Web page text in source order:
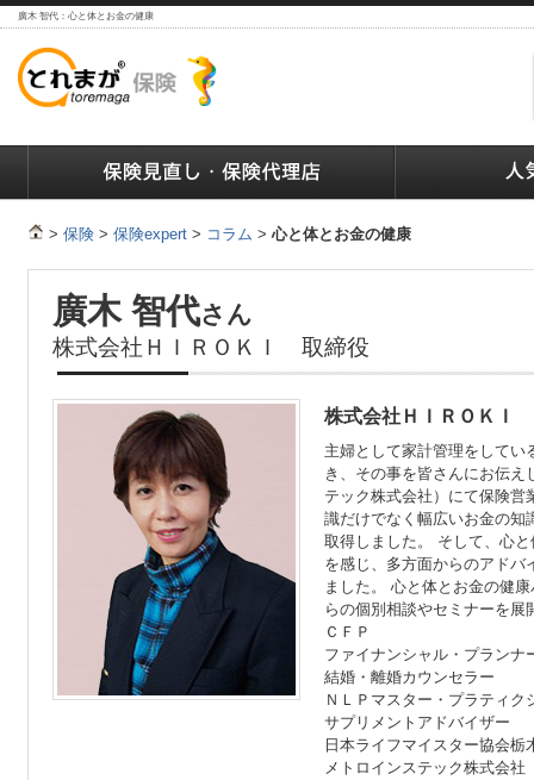
廣木 智代：心と体とお金の健康
> 保険 > 保険expert > コラム > 心と体とお金の健康
廣木 智代さん
株式会社ＨＩＲＯＫＩ 取締役
株式会社ＨＩＲＯＫＩ
主婦として家計管理をしてい
き、その事を皆さんにお伝
テック株式会社）にて保険営
識だけでなく幅広いお金の知
取得しました。 そして、心
を感じ、多方面からのアドバ
ました。 心と体とお金の健
らの個別相談やセミナーを展
ＣＦＰ
ファイナンシャル・プランナ
結婚・離婚カウンセラー
ＮＬＰマスター・プラティク
サプリメントアドバイザー
日本ライフマイスター協会栃
メトロインステック株式会社